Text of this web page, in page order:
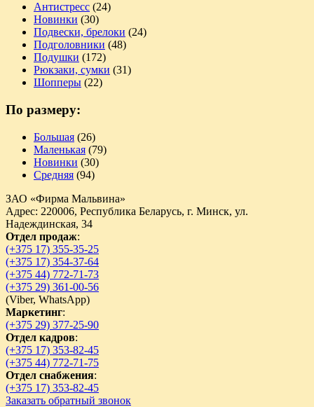
Антистресс (24)
Новинки (30)
Подвески, брелоки (24)
Подголовники (48)
Подушки (172)
Рюкзаки, сумки (31)
Шопперы (22)
По размеру:
Большая (26)
Маленькая (79)
Новинки (30)
Средняя (94)
ЗАО «Фирма Мальвина»
Адрес: 220006, Республика Беларусь, г. Минск, ул.
Надеждинская, 34
Отдел продаж:
(+375 17) 355-35-25
(+375 17) 354-37-64
(+375 44) 772-71-73
(+375 29) 361-00-56
(Viber, WhatsApp)
Маркетинг:
(+375 29) 377-25-90
Отдел кадров:
(+375 17) 353-82-45
(+375 44) 772-71-75
Отдел снабжения:
(+375 17) 353-82-45
Заказать обратный звонок